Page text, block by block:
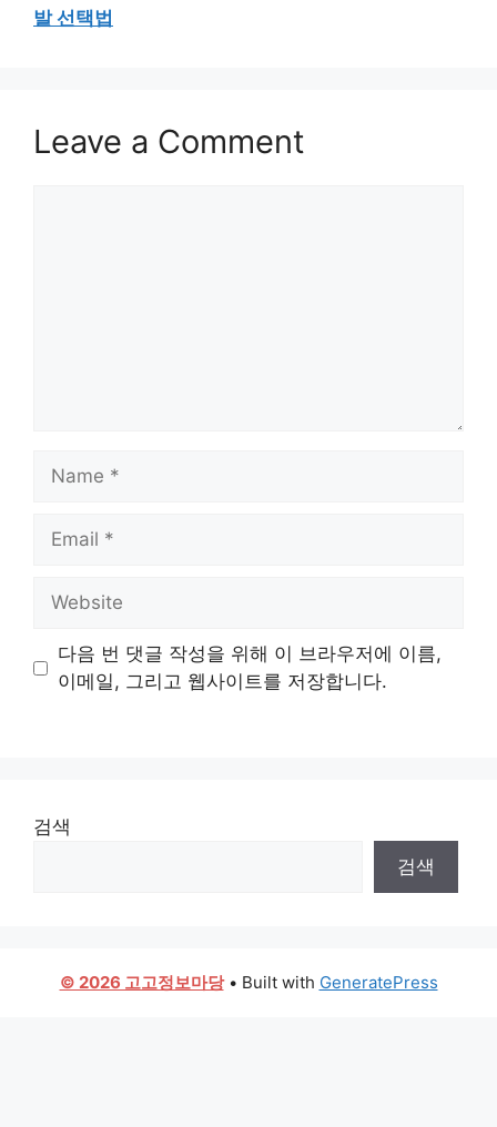
발 선택법
Leave a Comment
Name
Email
Website
다음 번 댓글 작성을 위해 이 브라우저에 이름,
이메일, 그리고 웹사이트를 저장합니다.
검색
검색
© 2026 고고정보마당• Built with GeneratePress